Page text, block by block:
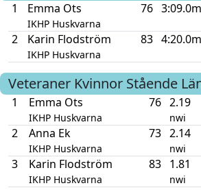
1
Emma Ots
IKHP Huskvarna
76 3:09.0m
2
Karin Flodström
IKHP Huskvarna
83 4:20.0m
Veteraner Kvinnor Stående
1
Emma Ots
IKHP Huskvarna
76 2.19
nwi
2
Anna Ek
IKHP Huskvarna
73 2.14
nwi
3
Karin Flodström
IKHP Huskvarna
83 1.81
nwi